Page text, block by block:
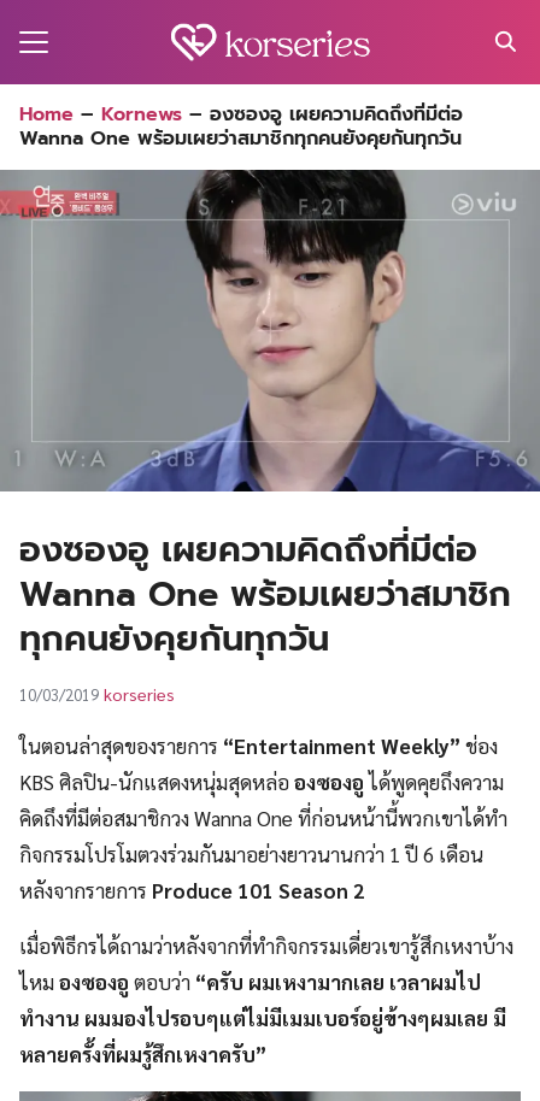
for:
Home – Kornews – องซองอู เผยความคิดถึงที่มีต่อ
Wanna One พร้อมเผยว่าสมาชิกทุกคนยังคุยกันทุกวัน
องซองอู เผยความคิดถึงที่มีต่อ
Wanna One พร้อมเผยว่าสมาชิก
ทุกคนยังคุยกันทุกวัน
10/03/2019 korseries
ในตอนล่าสุดของรายการ “Entertainment Weekly” ช่อง
KBS ศิลปิน-นักแสดงหนุ่มสุดหล่อองซองอูได้พูดคุยถึงความ
คิดถึงที่มีต่อสมาชิกวง Wanna One ที่ก่อนหน้านี้พวกเขาได้ทำ
กิจกรรมโปรโมตวงร่วมกันมาอย่างยาวนานกว่า 1 ปี 6 เดือน
หลังจากรายการ Produce 101 Season 2
เมื่อพิธีกรได้ถามว่าหลังจากที่ทำกิจกรรมเดี่ยวเขารู้สึกเหงาบ้าง
ไหมองซองอู ตอบว่า “ครับ ผมเหงามากเลย เวลาผมไป
ทำงาน ผมมองไปรอบๆแต่ไม่มีเมมเบอร์อยู่ข้างๆผมเลย มี
หลายครั้งที่ผมรู้สึกเหงาครับ”